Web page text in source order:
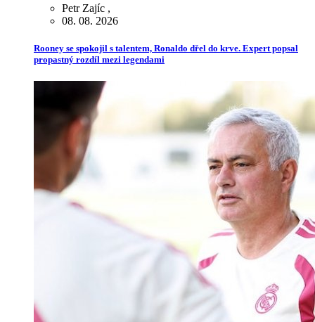
Petr Zajíc ,
08. 08. 2026
Rooney se spokojil s talentem, Ronaldo dřel do krve. Expert popsal
propastný rozdíl mezi legendami